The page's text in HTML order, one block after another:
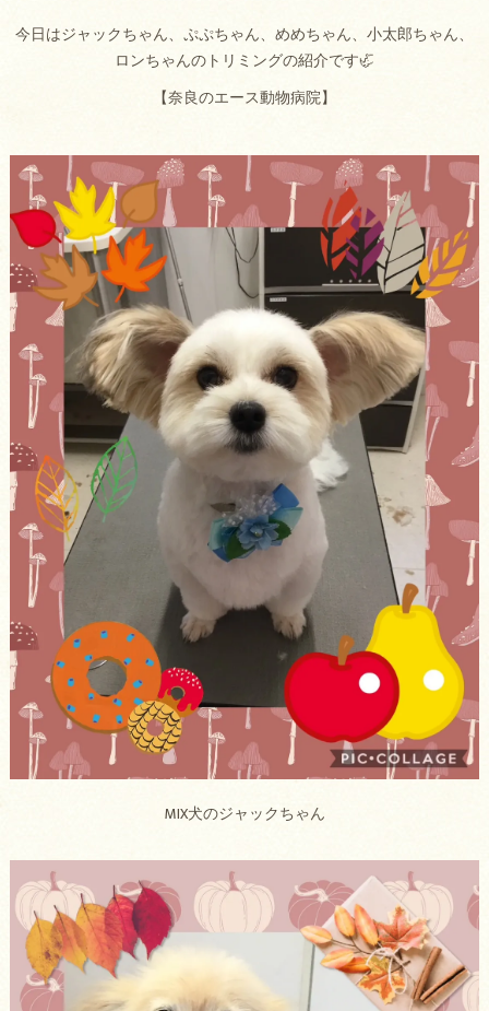
今日はジャックちゃん、ぷぷちゃん、めめちゃん、小太郎ちゃん、
ロンちゃんのトリミングの紹介です🦏
【奈良のエース動物病院】
MIX犬のジャックちゃん